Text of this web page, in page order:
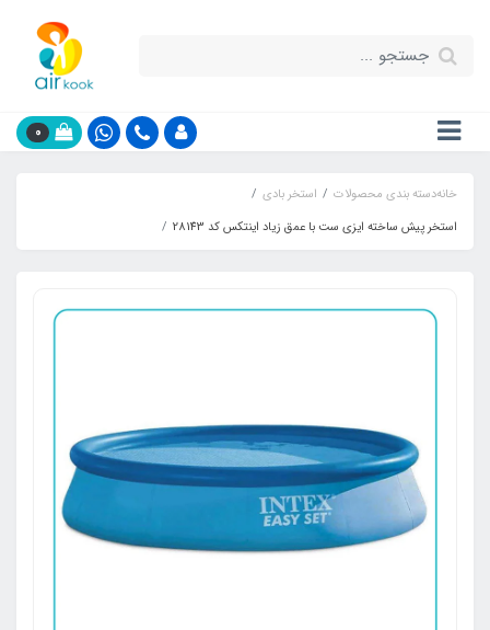
0
خانهدسته بندی محصولات
استخر بادی
استخر پیش ساخته ایزی ست با عمق زیاد اینتکس کد 28143